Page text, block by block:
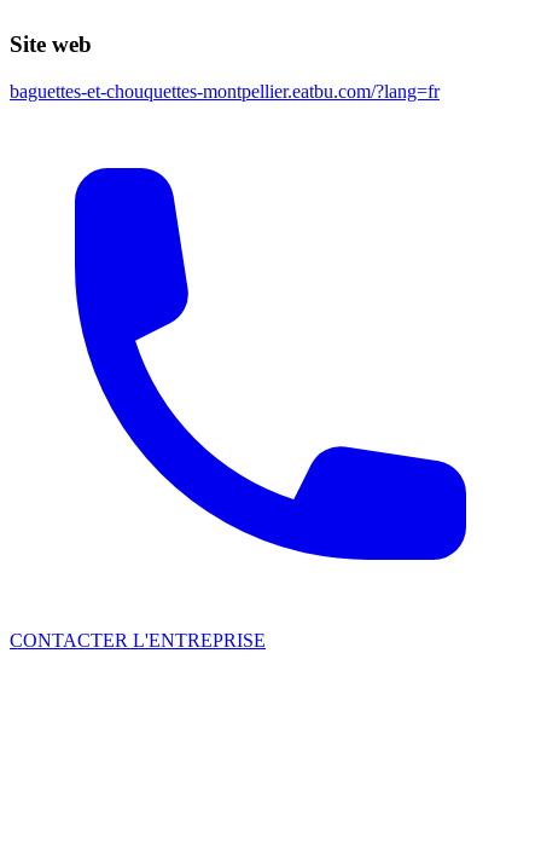
Site web
baguettes-et-chouquettes-montpellier.eatbu.com/?lang=fr
CONTACTER L'ENTREPRISE